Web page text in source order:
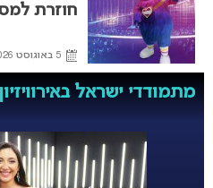
חוזרת
5 באוגוסט 2026
מתמודדי ישראל